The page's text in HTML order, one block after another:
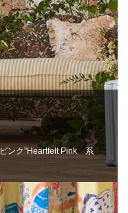
ンク”Heartfelt Pink 系